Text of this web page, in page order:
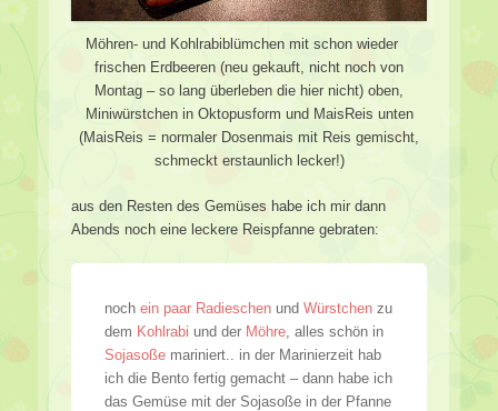
Möhren- und Kohlrabiblümchen mit schon wieder
frischen Erdbeeren (neu gekauft, nicht noch von
Montag – so lang überleben die hier nicht) oben,
Miniwürstchen in Oktopusform und MaisReis unten
(MaisReis = normaler Dosenmais mit Reis gemischt,
schmeckt erstaunlich lecker!)
aus den Resten des Gemüses habe ich mir dann
Abends noch eine leckere Reispfanne gebraten:
noch ein paar Radieschen und Würstchen zu
dem Kohlrabi und der Möhre, alles schön in
Sojasoße mariniert.. in der Marinierzeit hab
ich die Bento fertig gemacht – dann habe ich
das Gemüse mit der Sojasoße in der Pfanne